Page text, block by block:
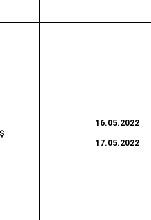
16.05.2022
17.05.2022